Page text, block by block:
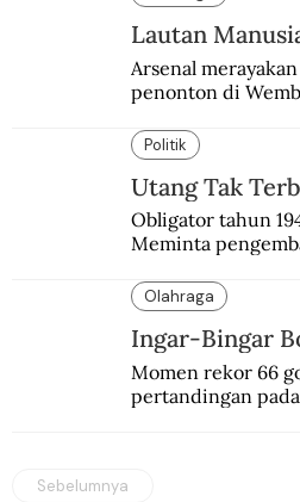
Lautan
Arsenal
penonton di
silam.
Politik
Utang Tak
Obligator tahun
Meminta
Olahraga
Ingar-Bingar
Momen rekor 66
pertandingan pada
Sebelumnya